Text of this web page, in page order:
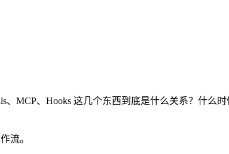
MCP、Hooks 这几个东西到底是什么关系？什么
流。